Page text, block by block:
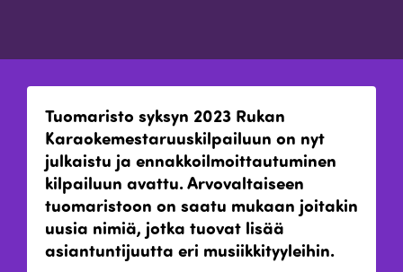
Tuomaristo syksyn 2023 Rukan
Karaokemestaruuskilpailuun on nyt
julkaistu ja ennakkoilmoittautuminen
kilpailuun avattu. Arvovaltaiseen
tuomaristoon on saatu mukaan joitakin
uusia nimiä, jotka tuovat lisää
asiantuntijuutta eri musiikkityyleihin.